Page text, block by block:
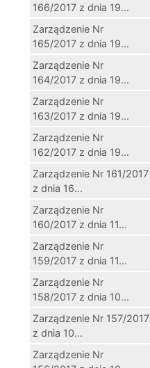
166/2017 z dnia 19...
Zarządzenie Nr
165/2017 z dnia 19...
Zarządzenie Nr
164/2017 z dnia 19...
Zarządzenie Nr
163/2017 z dnia 19...
Zarządzenie Nr
162/2017 z dnia 19...
Zarządzenie Nr 161/2017
z dnia 16...
Zarządzenie Nr
160/2017 z dnia 11...
Zarządzenie Nr
159/2017 z dnia 11...
Zarządzenie Nr
158/2017 z dnia 10...
Zarządzenie Nr 157/2017
z dnia 10...
Zarządzenie Nr